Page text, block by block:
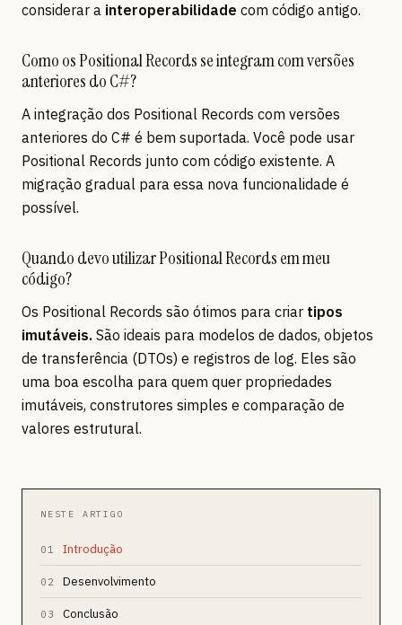
considerar a interoperabilidade com código antigo.
Como os Positional Records se integram com versões
anteriores do C#?
A integração dos Positional Records com versões
anteriores do C# é bem suportada. Você pode usar
Positional Records junto com código existente. A
migração gradual para essa nova funcionalidade é
possível.
Quando devo utilizar Positional Records em meu
código?
Os Positional Records são ótimos para criar tipos
imutáveis. São ideais para modelos de dados, objetos
de transferência (DTOs) e registros de log. Eles são
uma boa escolha para quem quer propriedades
imutáveis, construtores simples e comparação de
valores estrutural.
NESTE ARTIGO
01 Introdução
02 Desenvolvimento
03 Conclusão